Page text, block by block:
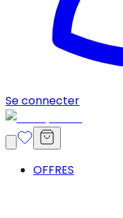
Se connecter
OFFRES